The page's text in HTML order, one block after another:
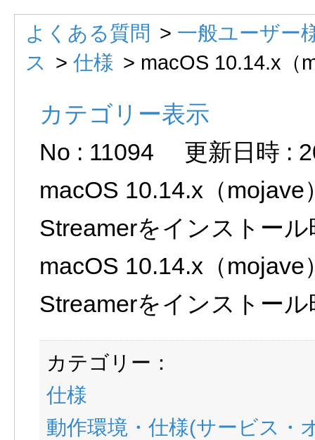
よくある質問 > 一般ユーザー
ス > 仕様 > macOS 10.14.x（
カテゴリー表示
No : 11094
更新日時 :
macOS 10.14.x（
Streamerをインストー
macOS 10.14.x（
Streamerをインストー
カテゴリー：
仕様
動作環境・仕様(サービス・